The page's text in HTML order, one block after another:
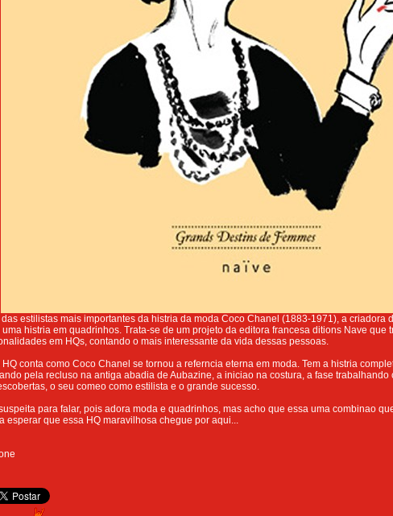
das estilistas mais importantes da histria da moda Coco Chanel (1883-1971), a criadora
uma histria em quadrinhos. Trata-se de um projeto da editora francesa ditions Nave que
em HQs, contando o mais interessante da vida dessas pessoas.
HQ conta como Coco Chanel se tornou a referncia eterna em moda. Tem a histria
pela recluso na antiga abadia de Aubazine, a iniciao na costura, a fase trabalhando
o seu comeo como estilista e o grande sucesso.
para falar, pois adora moda e quadrinhos, mas acho que essa uma combinao
esperar que essa HQ maravilhosa chegue por aqui...